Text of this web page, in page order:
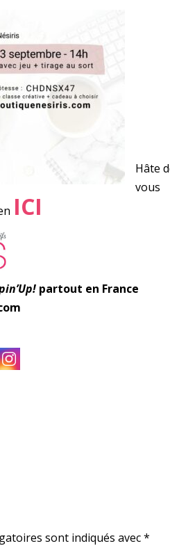
Hâte
vous
ICI
partout en France
sont indiqués avec*